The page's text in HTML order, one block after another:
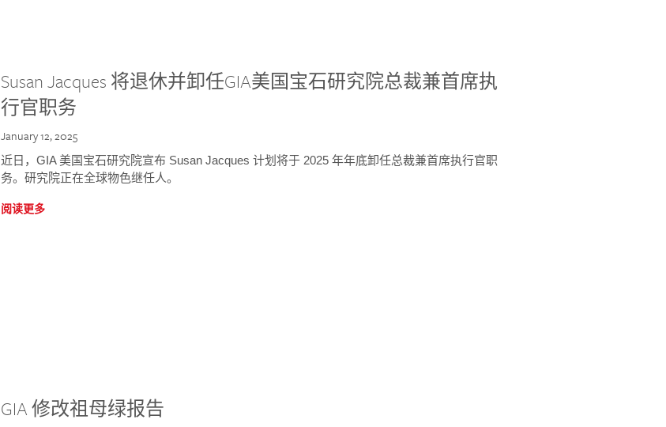
Susan Jacques 将退休并卸任GIA美国宝石研究院总裁兼首席执
行官职务
January 12, 2025
近日，GIA 美国宝石研究院宣布 Susan Jacques 计划将于 2025 年年底卸任总裁兼首席执行官职
务。研究院正在全球物色继任人。
阅读更多
GIA 修改祖母绿报告